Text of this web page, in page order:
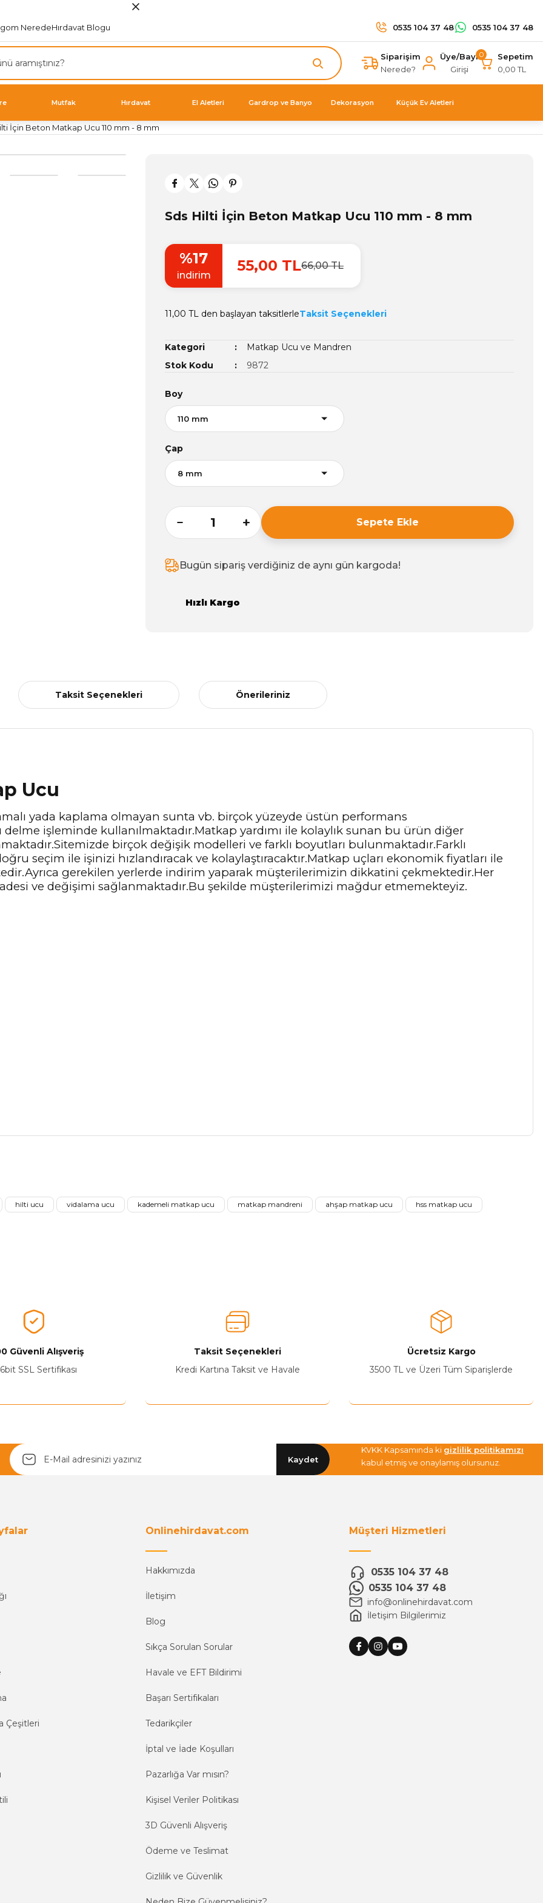
NeredeHırdavat Blogu 0535 104 37 48 0535 104 37 48
Siparişim
Nerede?
Üye/Bayi
Girişi
0
Sepetim
0,00 TL
Mutfak Hırdavat El Aletleri Gardrop ve Banyo Dekorasyon Küçük Ev Aletleri
İçin Beton Matkap Ucu 110 mm - 8 mm
Sds Hilti İçin Beton Matkap Ucu 110 mm - 8 mm
%17
indirim
55,00 TL66,00 TL
11,00 TL den başlayan taksitlerleTaksit Seçenekleri
Kategori
Matkap Ucu ve Mandren
Stok Kodu
9872
Boy
Çap
Sepete Ekle
Bugün sipariş verdiğiniz de aynı gün kargoda!
Hızlı Kargo
Taksit Seçenekleri Önerileriniz
Ucu
yada kaplama olmayan sunta vb. birçok yüzeyde üstün performans
işleminde kullanılmaktadır.Matkap yardımı ile kolaylık sunan bu ürün diğer
birçok değişik modelleri ve farklı boyutları bulunmaktadır.Farklı
seçim ile işinizi hızlandıracak ve kolaylaştıracaktır.Matkap uçları ekonomik fiyatları ile
gerekilen yerlerde indirim yaparak müşterilerimizin dikkatini çekmektedir.Her
ve değişimi sağlanmaktadır.Bu şekilde müşterilerimizi mağdur etmemekteyiz.
hilti ucu vidalama ucu kademeli matkap ucu matkap mandreni ahşap matkap ucu
hss matkap ucu
Güvenli Alışveriş
SSL Sertifikası
Taksit Seçenekleri
Kredi Kartına Taksit ve Havale
Ücretsiz Kargo
3500 TL ve Üzeri Tüm Siparişlerde
Kaydet
KVKK Kapsamında ki gizlilik politikamızı
kabul etmiş ve onaylamış olursunuz.
Çeşitleri
Onlinehirdavat.com
Hakkımızda
İletişim
Blog
Sıkça Sorulan Sorular
Havale ve EFT Bildirimi
Başarı Sertifikaları
Tedarikçiler
İptal ve İade Koşulları
Pazarlığa Var mısın?
Kişisel Veriler Politikası
3D Güvenli Alışveriş
Ödeme ve Teslimat
Gizlilik ve Güvenlik
Müşteri Hizmetleri
0535 104 37 48
0535 104 37 48
info@onlinehirdavat.com
İletişim Bilgilerimiz